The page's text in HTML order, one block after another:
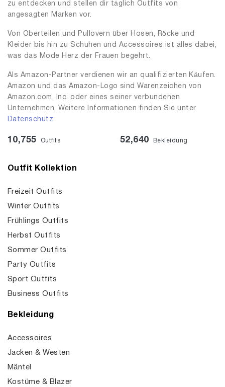
zu entdecken und stellen dir täglich Outfits von
angesagten Marken vor.
Von Oberteilen und Pullovern über Hosen, Röcke und
Kleider bis hin zu Schuhen und Accessoires ist alles dabei,
was das Mode Herz der Frauen begehrt.
Als Amazon-Partner verdienen wir an qualifizierten Käufen.
Amazon und das Amazon-Logo sind Warenzeichen von
Amazon.com, Inc. oder eines seiner verbundenen
Unternehmen. Weitere Informationen finden Sie unter
Datenschutz
10,755 Outfits 52,640 Bekleidung
Outfit Kollektion
Freizeit Outfits
Winter Outfits
Frühlings Outfits
Herbst Outfits
Sommer Outfits
Party Outfits
Sport Outfits
Business Outfits
Bekleidung
Accessoires
Jacken & Westen
Mäntel
Kostüme & Blazer